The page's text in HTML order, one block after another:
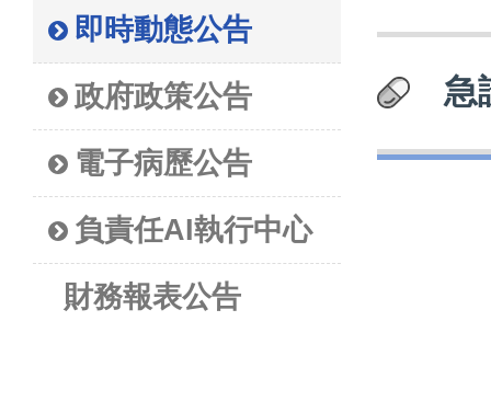
即時動態公告
政府政策公告
電子病歷公告
負責任AI執行中心
財務報表公告
急